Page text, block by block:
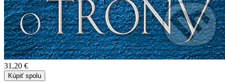
31,20 €
Kúpiť spolu